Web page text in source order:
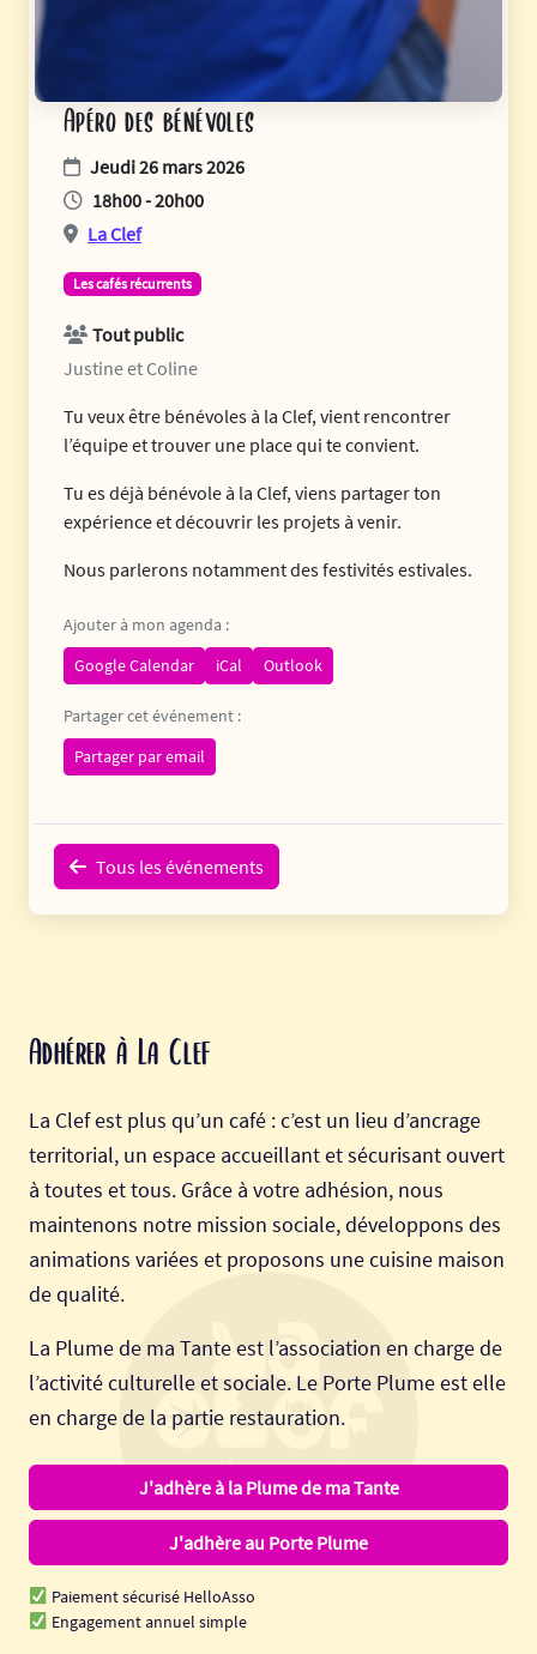
Apéro des bénévoles
Jeudi 26 mars 2026
18h00 - 20h00
La Clef
Les cafés récurrents
Tout public
Justine et Coline
Tu veux être bénévoles à la Clef, vient rencontrer
l’équipe et trouver une place qui te convient.
Tu es déjà bénévole à la Clef, viens partager ton
expérience et découvrir les projets à venir.
Nous parlerons notamment des festivités estivales.
Ajouter à mon agenda :
Google Calendar
iCal Outlook
Partager cet événement :
Partager par email
Tous les événements
Adhérer à La Clef
La Clef est plus qu’un café : c’est un lieu d’ancrage
territorial, un espace accueillant et sécurisant ouvert
à toutes et tous. Grâce à votre adhésion, nous
maintenons notre mission sociale, développons des
animations variées et proposons une cuisine maison
de qualité.
La Plume de ma Tante est l’association en charge de
l’activité culturelle et sociale. Le Porte Plume est elle
en charge de la partie restauration.
J'adhère à la Plume de ma Tante
J'adhère au Porte Plume
Paiement sécurisé HelloAsso
Engagement annuel simple